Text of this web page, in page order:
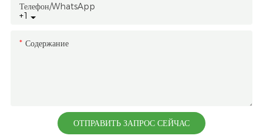
+1
Телефон/WhatsApp
Содержание
ОТПРАВИТЬ ЗАПРОС СЕЙЧАС